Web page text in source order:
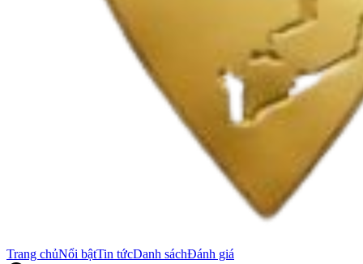
Trang chủNổi bậtTin tứcDanh sáchĐánh giá